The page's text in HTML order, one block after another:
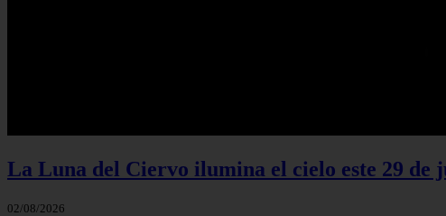
La Luna del Ciervo ilumina el cielo este 29 de
02/08/2026